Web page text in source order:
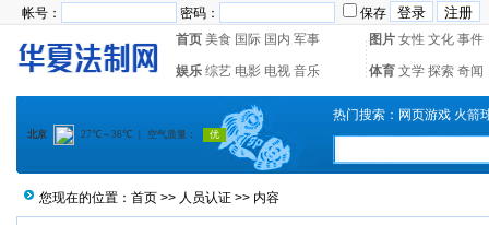
帐号： 密码：
保存
首页 美食 国际 国内 军事 图片 女性 文化 事件
娱乐 综艺 电影 电视 音乐 体育 文学 探索 奇闻
热门搜索： 网页游戏 火箭
您现在的位置： 首页 >> 人员认证 >> 内容